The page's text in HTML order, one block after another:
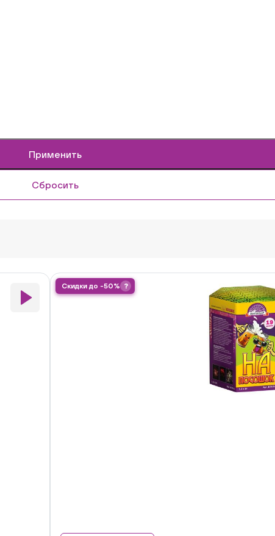
Скидки до -50% ?